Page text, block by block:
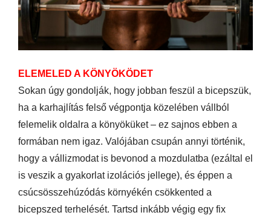
ELEMELED A KÖNYÖKÖDET
Sokan úgy gondolják, hogy jobban feszül a bicepszük,
ha a karhajlítás felső végpontja közelében vállból
felemelik oldalra a könyöküket – ez sajnos ebben a
formában nem igaz. Valójában csupán annyi történik,
hogy a vállizmodat is bevonod a mozdulatba (ezáltal el
is veszik a gyakorlat izolációs jellege), és éppen a
csúcsösszehúzódás környékén csökkented a
bicepszed terhelését. Tartsd inkább végig egy fix